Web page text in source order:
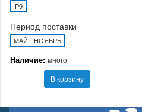
P9
Период поставки
МАЙ - НОЯБРЬ
Наличие: много
В корзину